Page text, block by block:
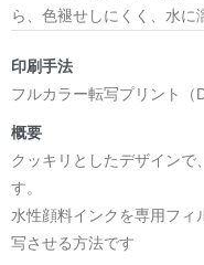
ら、色褪せしにくく、水に
印刷手法
フルカラー転写プリント（
概要
クッキリとしたデザインで
す。
水性顔料インクを専用フィ
写させる方法です